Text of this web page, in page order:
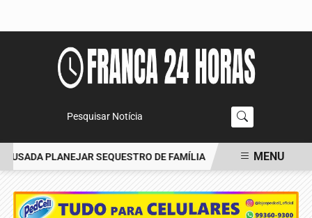
Pesquisar Notícia
PLANEJAR SEQUESTRO DE FAMÍLIA CARRO BATE EM
MENU